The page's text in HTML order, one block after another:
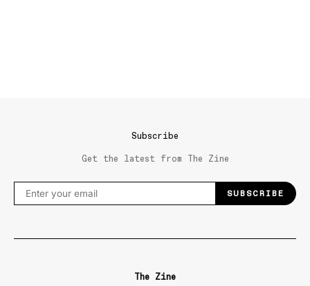
Subscribe
Get the latest from The Zine
SUBSCRIBE
The Zine